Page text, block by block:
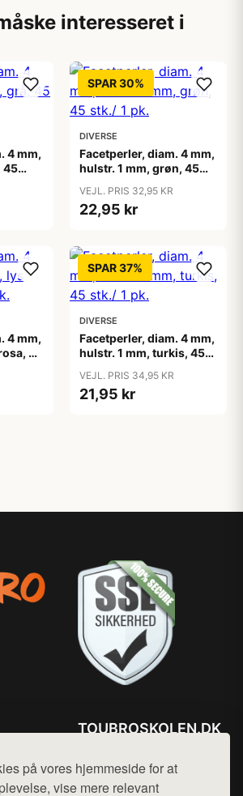
på vores hjemmeside for at
vise mere relevant
interesseret i
4 mm,
45
SPAR 30%
DIVERSE
Facetperler, diam. 4 mm,
hulstr. 1 mm, grøn, 45
VEJL. PRIS 32,95 KR
22,95 kr
4 mm,
45
SPAR 37%
DIVERSE
Facetperler, diam. 4 mm,
hulstr. 1 mm, turkis, 45
VEJL. PRIS 34,95 KR
21,95 kr
TOUBROSKOLEN.DK
Mail: hej@want.dk